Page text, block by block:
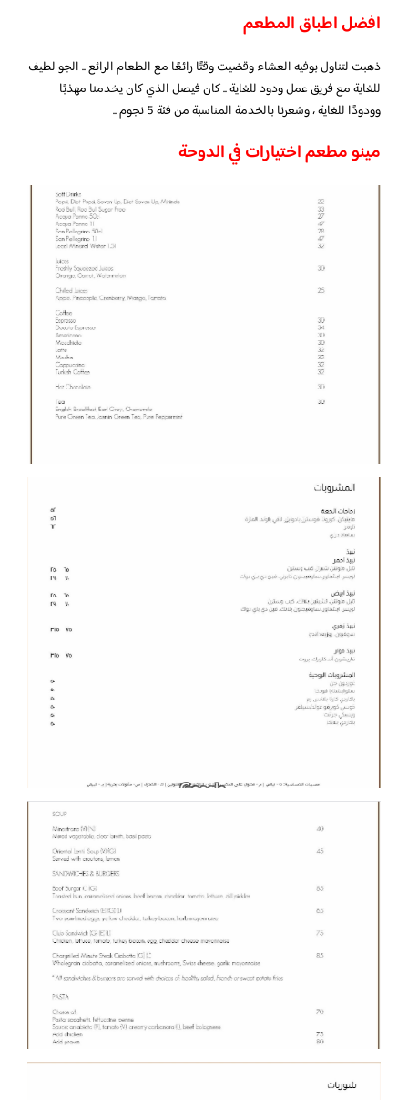
افضل اطباق المطعم
ذهبت لتناول بوفيه العشاء وقضيت وقتًا رائعًا مع الطعام الرائع .. الجو لطيف
للغاية مع فريق عمل ودود للغاية .. كان فيصل الذي كان يخدمنا مهذبًا
وودودًا للغاية ، وشعرنا بالخدمة المناسبة من فئة 5 نجوم ..
مينو مطعم اختيارات في الدوحة